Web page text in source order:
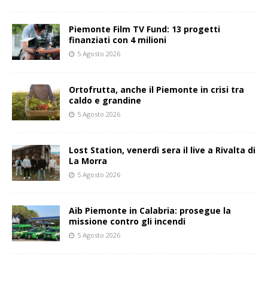
Piemonte Film TV Fund: 13 progetti
finanziati con 4 milioni
5 Agosto 2026
Ortofrutta, anche il Piemonte in crisi tra
caldo e grandine
5 Agosto 2026
Lost Station, venerdì sera il live a Rivalta di
La Morra
5 Agosto 2026
Aib Piemonte in Calabria: prosegue la
missione contro gli incendi
5 Agosto 2026